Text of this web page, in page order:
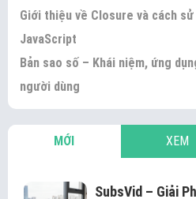
Giới thiệu về Closure và cách
JavaScript
Bản sao số – Khái niệm, ứng
người dùng
MỚI XEM
SubsVid – Giải